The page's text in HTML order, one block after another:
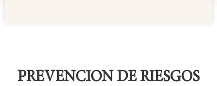
PREVENCION DE RIESGOS